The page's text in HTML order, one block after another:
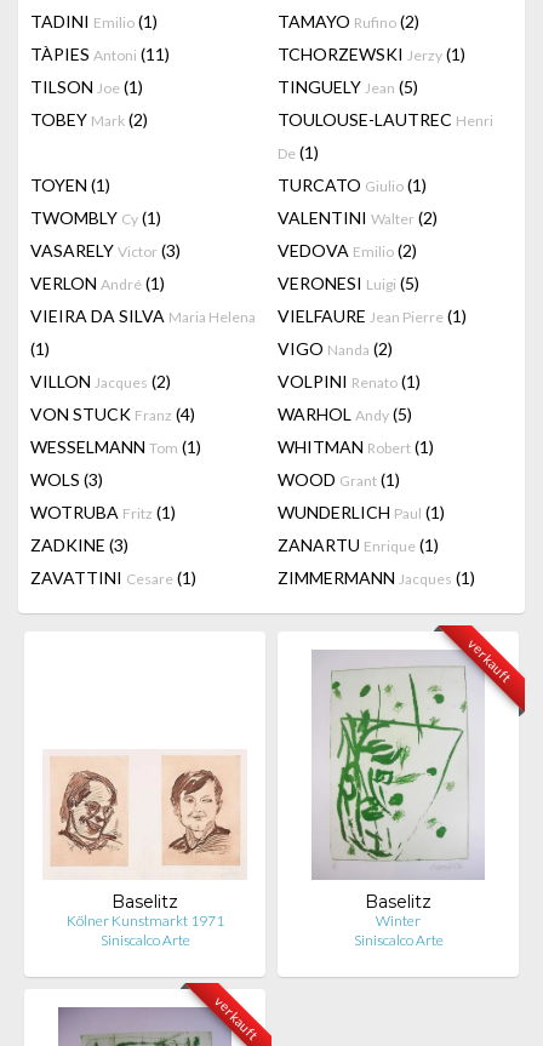
TADINI Emilio (1) TAMAYO Rufino (2)
TÀPIES Antoni (11) TCHORZEWSKI Jerzy (1)
TILSON Joe (1) TINGUELY Jean (5)
TOBEY Mark (2) TOULOUSE-LAUTREC Henri
De (1)
TOYEN (1) TURCATO Giulio (1)
TWOMBLY Cy (1) VALENTINI Walter (2)
VASARELY Victor (3) VEDOVA Emilio (2)
VERLON André (1) VERONESI Luigi (5)
VIEIRA DA SILVA Maria Helena
(1)
VIELFAURE Jean Pierre (1)
VIGO Nanda (2)
VILLON Jacques (2) VOLPINI Renato (1)
VON STUCK Franz (4) WARHOL Andy (5)
WESSELMANN Tom (1) WHITMAN Robert (1)
WOLS (3) WOOD Grant (1)
WOTRUBA Fritz (1) WUNDERLICH Paul (1)
ZADKINE (3) ZANARTU Enrique (1)
ZAVATTINI Cesare (1) ZIMMERMANN Jacques (1)
Baselitz
Kölner Kunstmarkt 1971
Siniscalco Arte
verkauft
Baselitz
Winter
Siniscalco Arte
verkauft